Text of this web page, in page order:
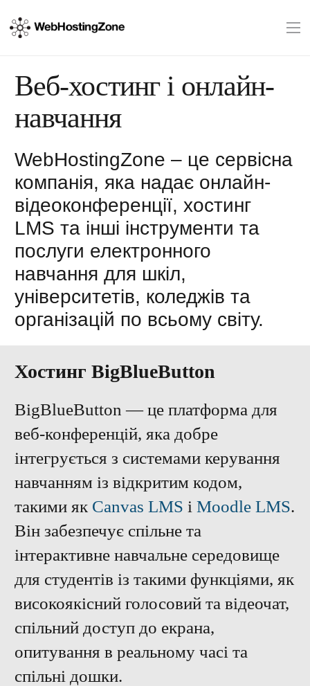
Веб-хостинг і онлайн-
навчання
WebHostingZone – це сервісна
компанія, яка надає онлайн-
відеоконференції, хостинг
LMS та інші інструменти та
послуги електронного
навчання для шкіл,
університетів, коледжів та
організацій по всьому світу.
Хостинг BigBlueButton
BigBlueButton — це платформа для
веб-конференцій, яка добре
інтегрується з системами керування
навчанням із відкритим кодом,
такими як Canvas LMS і Moodle LMS.
Він забезпечує спільне та
інтерактивне навчальне середовище
для студентів із такими функціями, як
високоякісний голосовий та відеочат,
спільний доступ до екрана,
опитування в реальному часі та
спільні дошки.